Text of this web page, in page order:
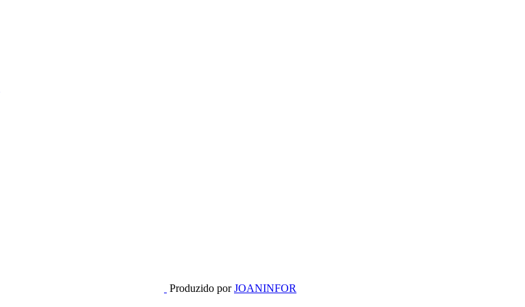
Produzido porJOANINFOR